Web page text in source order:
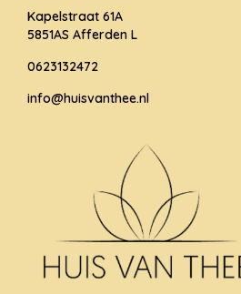
Kapelstraat 61A
5851AS Afferden L
0623132472
info@huisvanthee.nl